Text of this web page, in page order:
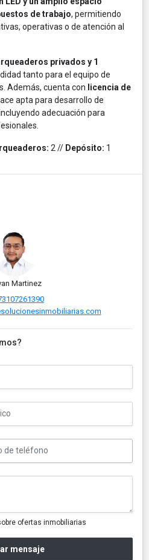
de trabajo, permitiendo
operativas o de atención al
privados y 1
tanto para el equipo de
Además, cuenta con licencia de
apta para desarrollo de
adecuación para
2 // Depósito: 1
Martinez
ofertas inmobiliarias
mensaje